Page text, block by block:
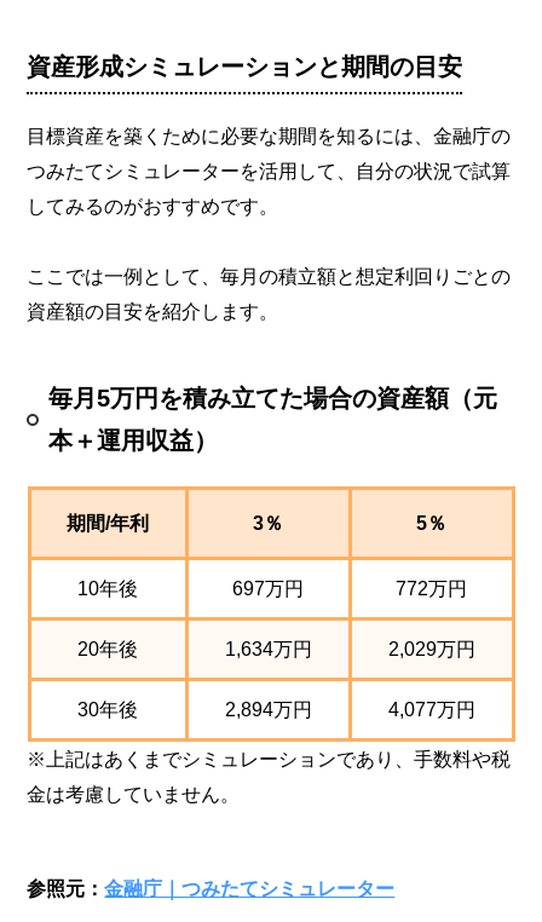
資産形成シミュレーションと期間の目安
目標資産を築くために必要な期間を知るには、金融庁の
つみたてシミュレーターを活用して、自分の状況で試算
してみるのがおすすめです。
ここでは一例として、毎月の積立額と想定利回りごとの
資産額の目安を紹介します。
毎月5万円を積み立てた場合の資産額（元
本＋運用収益）
期間/年利 3％ 5％
10年後 697万円 772万円
20年後 1,634万円 2,029万円
30年後 2,894万円 4,077万円
※上記はあくまでシミュレーションであり、手数料や税
金は考慮していません。
参照元：金融庁｜つみたてシミュレーター